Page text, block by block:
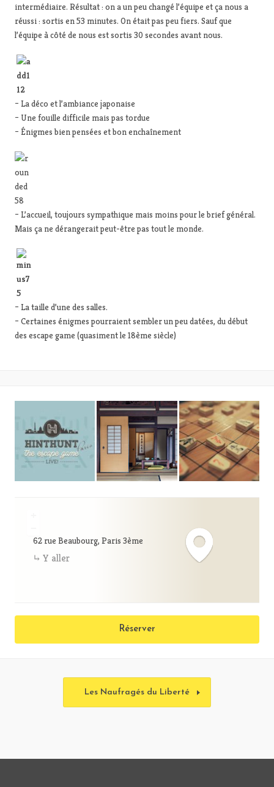
intermédiaire. Résultat : on a un peu changé l’équipe et ça nous a
réussi : sortis en 53 minutes. On était pas peu fiers. Sauf que
l’équipe à côté de nous est sortis 30 secondes avant nous.
– La déco et l’ambiance japonaise
– Une fouille difficile mais pas tordue
– Énigmes bien pensées et bon enchaînement
– L’accueil, toujours sympathique mais moins pour le brief général.
Mais ça ne dérangerait peut-être pas tout le monde.
– La taille d’une des salles.
– Certaines énigmes pourraient sembler un peu datées, du début
des escape game (quasiment le 18ème siècle)
62 rue Beaubourg, Paris 3ème
Y aller
Réserver
Les Naufragés du Liberté